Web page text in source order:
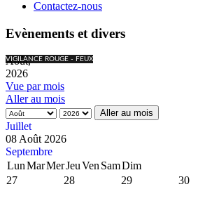
Contactez-nous
Evènements et divers
VIGILANCE ROUGE - FEUX
Août,
2026
Vue par mois
Aller au mois
Aller au mois
Juillet
08 Août 2026
Septembre
LunMarMerJeuVen SamDim
27
28 29 30